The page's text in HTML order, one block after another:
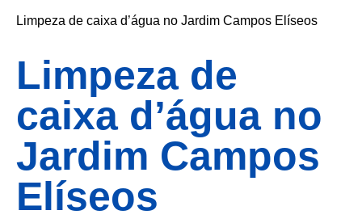
Limpeza de caixa d’água no Jardim Campos Elíseos
Limpeza de
caixa d’água no
Jardim Campos
Elíseos